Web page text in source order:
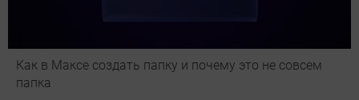
Как в Максе создать папку и почему это не совсем
папка